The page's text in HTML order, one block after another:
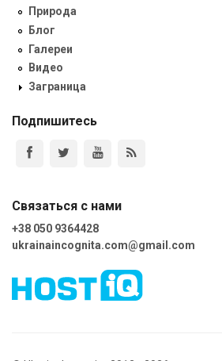
Природа
Блог
Галереи
Видео
Заграница
Подпишитесь
Связаться с нами
+38 050 9364428
ukrainaincognita.com@gmail.com